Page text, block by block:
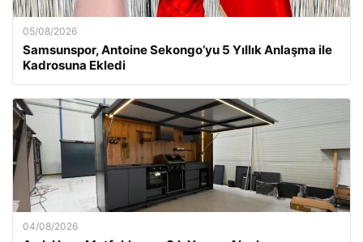
05/08/2026
Samsunspor, Antoine Sekongo’yu 5 Yıllık Anlaşma ile
Kadrosuna Ekledi
04/08/2026